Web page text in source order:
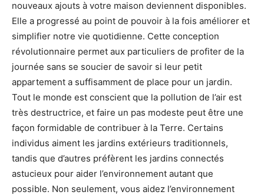
nouveaux ajouts à votre maison deviennent disponibles.
Elle a progressé au point de pouvoir à la fois améliorer et
simplifier notre vie quotidienne. Cette conception
révolutionnaire permet aux particuliers de profiter de la
journée sans se soucier de savoir si leur petit
appartement a suffisamment de place pour un jardin.
Tout le monde est conscient que la pollution de l’air est
très destructrice, et faire un pas modeste peut être une
façon formidable de contribuer à la Terre. Certains
individus aiment les jardins extérieurs traditionnels,
tandis que d’autres préfèrent les jardins connectés
astucieux pour aider l’environnement autant que
possible. Non seulement, vous aidez l’environnement